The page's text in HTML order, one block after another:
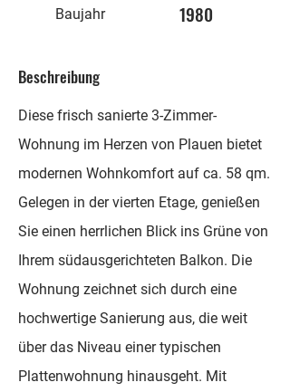
Baujahr 1980
Beschreibung
Diese frisch sanierte 3-Zimmer-
Wohnung im Herzen von Plauen bietet
modernen Wohnkomfort auf ca. 58 qm.
Gelegen in der vierten Etage, genießen
Sie einen herrlichen Blick ins Grüne von
Ihrem südausgerichteten Balkon. Die
Wohnung zeichnet sich durch eine
hochwertige Sanierung aus, die weit
über das Niveau einer typischen
Plattenwohnung hinausgeht. Mit